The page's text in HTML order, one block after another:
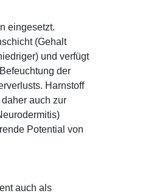
eingesetzt.
(Gehalt
und verfügt
der
Harnstoff
auch zur
Potential von
auch als